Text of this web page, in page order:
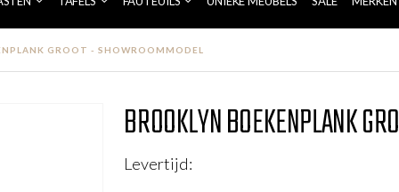
GROOT - SHOWROOMMODEL
BROOKLYN BOEKENPLANK
Levertijd: